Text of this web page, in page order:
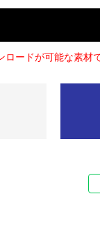
ードが可能な素材で